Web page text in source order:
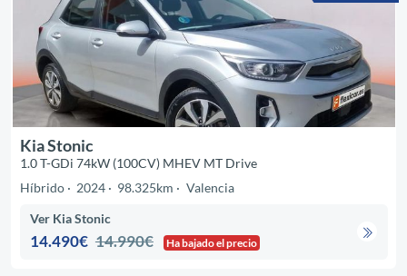
Kia Stonic
1.0 T-GDi 74kW (100CV) MHEV MT Drive
Híbrido
2024 98.325km Valencia
Ver Kia Stonic
14.490€ 14.990€ Ha bajado el precio